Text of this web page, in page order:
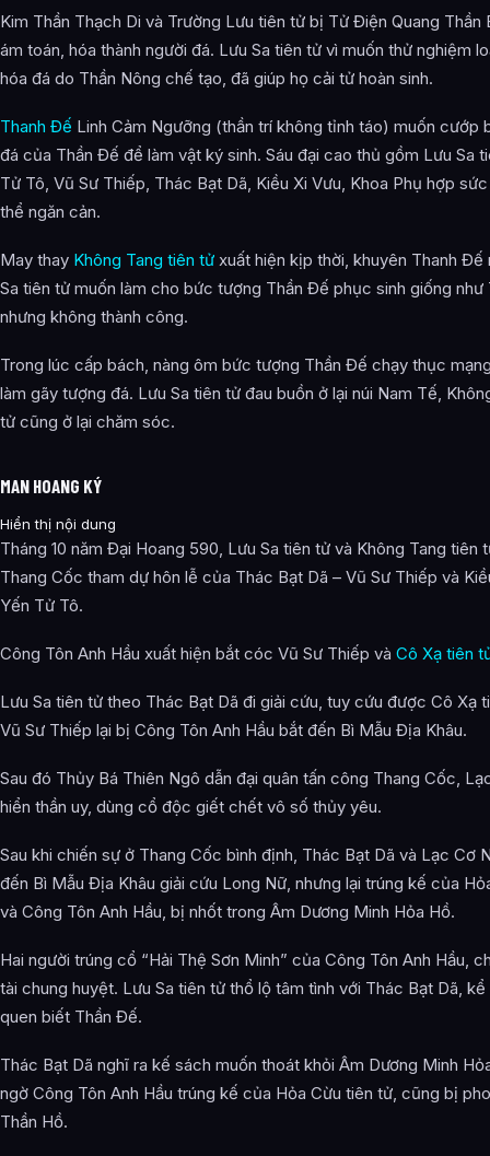
Kim Thần Thạch Di và Trường Lưu tiên tử bị Tử Điện Quang Thần
ám toán, hóa thành người đá. Lưu Sa tiên tử vì muốn thử nghiệm
hóa đá do Thần Nông chế tạo, đã giúp họ cải tử hoàn sinh.
Thanh Đế Linh Cảm Ngưỡng (thần trí không tỉnh táo) muốn cướp
đá của Thần Đế để làm vật ký sinh. Sáu đại cao thủ gồm Lưu Sa
Tử Tô, Vũ Sư Thiếp, Thác Bạt Dã, Kiều Xi Vưu, Khoa Phụ hợp
thể ngăn cản.
May thay Không Tang tiên tử xuất hiện kịp thời, khuyên Thanh Đế
Sa tiên tử muốn làm cho bức tượng Thần Đế phục sinh giống như
nhưng không thành công.
Trong lúc cấp bách, nàng ôm bức tượng Thần Đế chạy thục
làm gãy tượng đá. Lưu Sa tiên tử đau buồn ở lại núi Nam Tế,
tử cũng ở lại chăm sóc.
MAN HOANG KÝ
Hiển thị nội dung
Tháng 10 năm Đại Hoang 590, Lưu Sa tiên tử và Không Tang tiên
Thang Cốc tham dự hôn lễ của Thác Bạt Dã – Vũ Sư Thiếp và
Yến Tử Tô.
Công Tôn Anh Hầu xuất hiện bắt cóc Vũ Sư Thiếp và Cô Xạ tiên
Lưu Sa tiên tử theo Thác Bạt Dã đi giải cứu, tuy cứu được Cô Xạ
Vũ Sư Thiếp lại bị Công Tôn Anh Hầu bắt đến Bì Mẫu Địa Khâu.
Sau đó Thủy Bá Thiên Ngô dẫn đại quân tấn công Thang Cốc,
hiển thần uy, dùng cổ độc giết chết vô số thủy yêu.
Sau khi chiến sự ở Thang Cốc bình định, Thác Bạt Dã và Lạc Cơ
đến Bì Mẫu Địa Khâu giải cứu Long Nữ, nhưng lại trúng kế của
và Công Tôn Anh Hầu, bị nhốt trong Âm Dương Minh Hỏa Hồ.
Hai người trúng cổ “Hải Thệ Sơn Minh” của Công Tôn Anh Hầu,
tài chung huyệt. Lưu Sa tiên tử thổ lộ tâm tình với Thác Bạt Dã, kể
quen biết Thần Đế.
Thác Bạt Dã nghĩ ra kế sách muốn thoát khỏi Âm Dương Minh
ngờ Công Tôn Anh Hầu trúng kế của Hỏa Cừu tiên tử, cũng bị
Thần Hồ.